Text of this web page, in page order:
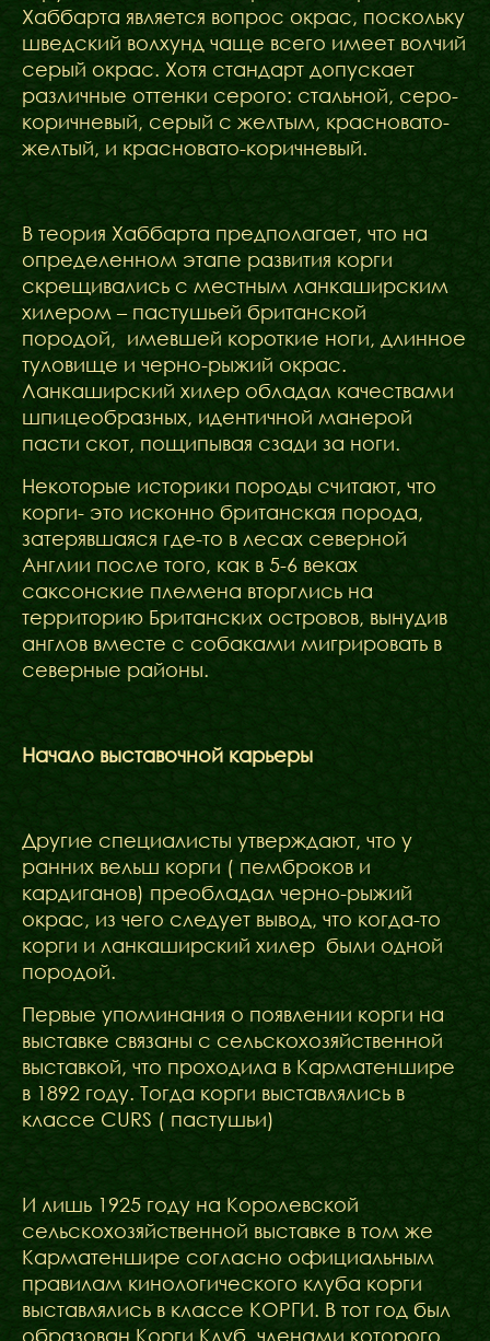
Хаббарта является вопрос окрас, поскольку
шведский волхунд чаще всего имеет волчий
серый окрас. Хотя стандарт допускает
различные оттенки серого: стальной, серо-
коричневый, серый с желтым, красновато-
желтый, и красновато-коричневый.
В теория Хаббарта предполагает, что на
определенном этапе развития корги
скрещивались с местным ланкаширским
хилером – пастушьей британской
породой, имевшей короткие ноги, длинное
туловище и черно-рыжий окрас.
Ланкаширский хилер обладал качествами
шпицеобразных, идентичной манерой
пасти скот, пощипывая сзади за ноги.
Некоторые историки породы считают, что
корги- это исконно британская порода,
затерявшаяся где-то в лесах северной
Англии после того, как в 5-6 веках
саксонские племена вторглись на
территорию Британских островов, вынудив
англов вместе с собаками мигрировать в
северные районы.
Начало выставочной карьеры
Другие специалисты утверждают, что у
ранних вельш корги ( пемброков и
кардиганов) преобладал черно-рыжий
окрас, из чего следует вывод, что когда-то
корги и ланкаширский хилер были одной
породой.
Первые упоминания о появлении корги на
выставке связаны с сельскохозяйственной
выставкой, что проходила в Карматеншире
в 1892 году. Тогда корги выставлялись в
классе CURS ( пастушьи)
И лишь 1925 году на Королевской
сельскохозяйственной выставке в том же
Карматеншире согласно официальным
правилам кинологического клуба корги
выставлялись в классе КОРГИ. В тот год был
образован Корги Клуб, членами которого